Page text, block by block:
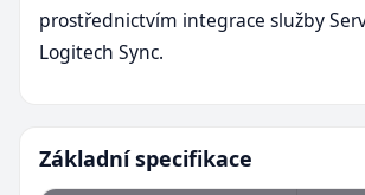
prostřednictvím integrace služby
Logitech Sync.
Základní specifikace